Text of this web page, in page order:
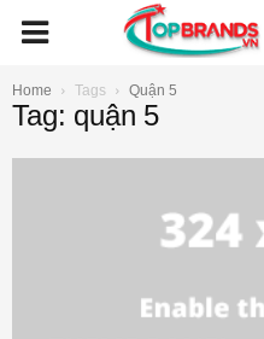
Home Tags Quận 5
Tag: quận 5